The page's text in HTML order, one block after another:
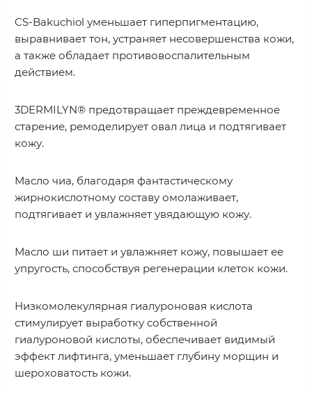
CS-Bakuchiol уменьшает гиперпигментацию,
выравнивает тон, устраняет несовершенства кожи,
а также обладает противовоспалительным
действием.
3DERMILYN® предотвращает преждевременное
старение, ремоделирует овал лица и подтягивает
кожу.
Масло чиа, благодаря фантастическому
жирнокислотному составу омолаживает,
подтягивает и увлажняет увядающую кожу.
Масло ши питает и увлажняет кожу, повышает ее
упругость, способствуя регенерации клеток кожи.
Низкомолекулярная гиалуроновая кислота
стимулирует выработку собственной
гиалуроновой кислоты, обеспечивает видимый
эффект лифтинга, уменьшает глубину морщин и
шероховатость кожи.